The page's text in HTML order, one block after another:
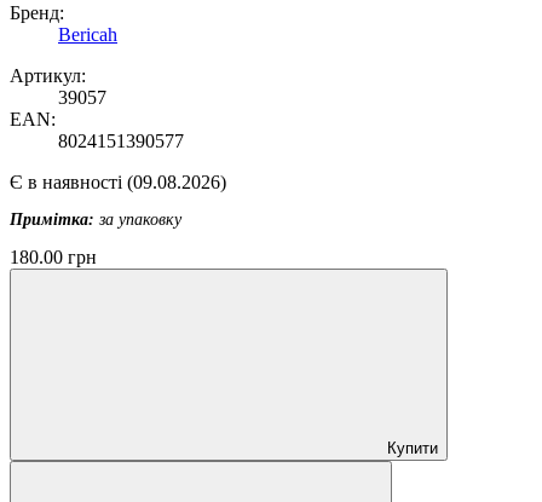
Бренд:
Bericah
Артикул:
39057
EAN:
8024151390577
Є в наявності (09.08.2026)
Примітка: за упаковку
180.00 грн
Купити